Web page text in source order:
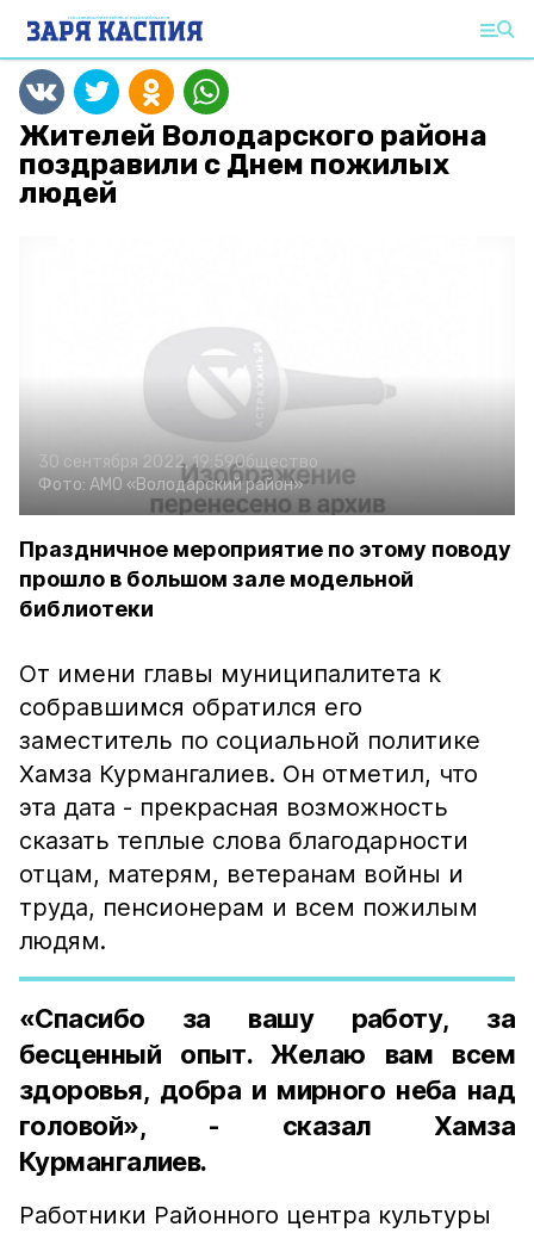
Жителей Володарского района
поздравили с Днем пожилых
людей
30 сентября 2022, 19:59Общество
Фото: АМО «Володарский район»
Праздничное мероприятие по этому поводу
прошло в большом зале модельной
библиотеки
От имени главы муниципалитета к
собравшимся обратился его
заместитель по социальной политике
Хамза Курмангалиев. Он отметил, что
эта дата - прекрасная возможность
сказать теплые слова благодарности
отцам, матерям, ветеранам войны и
труда, пенсионерам и всем пожилым
людям.
«Спасибо за вашу работу, за
бесценный опыт. Желаю вам всем
здоровья, добра и мирного неба над
головой», - сказал Хамза
Курмангалиев.
Работники Районного центра культуры